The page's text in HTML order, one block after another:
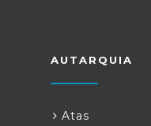
AUTARQUIA
Atas